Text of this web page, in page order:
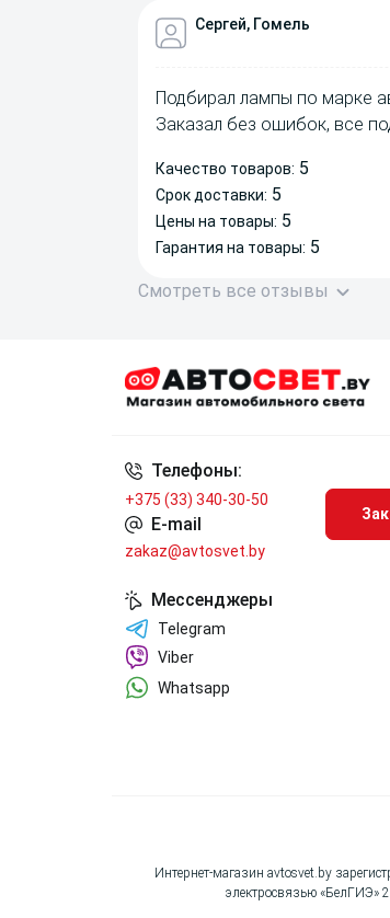
Сергей, Гомель
Подбирал лампы по марке
Заказал без ошибок, все
Качество товаров: 5
Срок доставки: 5
Цены на товары: 5
Гарантия на товары: 5
Смотреть все отзывы
Телефоны:
+375 (33) 340-30-50
E-mail
zakaz@avtosvet.by
Мессенджеры
Telegram
Viber
Whatsapp
Интернет-магазин avtosvet.by
электросвязью «БелГИЭ»